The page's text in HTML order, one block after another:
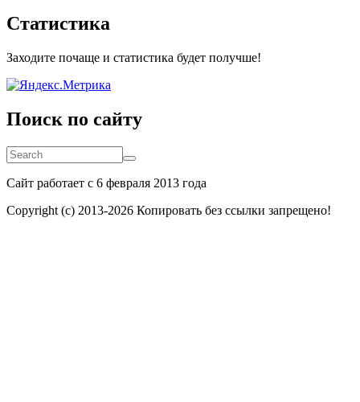
Статистика
Заходите почаще и статистика будет получше!
Поиск по сайту
Search
Search
Сайт работает с 6 февраля 2013 года
Copyright (c) 2013-2026 Копировать без ссылки запрещено!